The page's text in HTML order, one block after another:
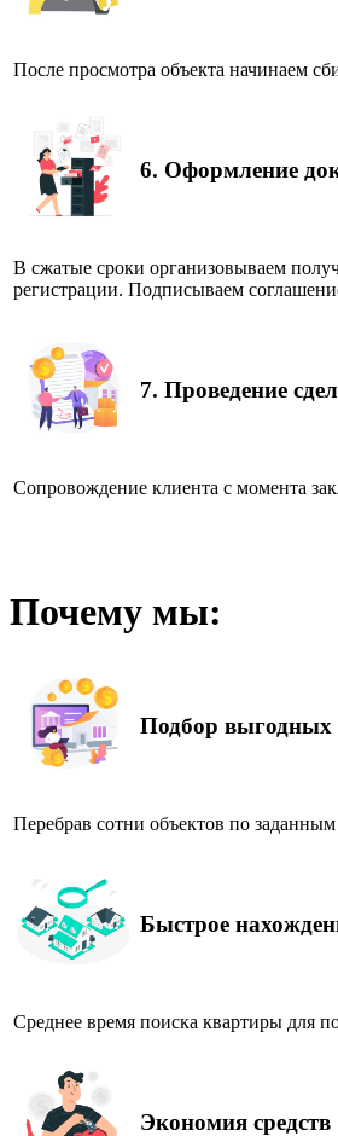
После просмотра объекта начинаем
6. Оформление
В сжатые сроки организовываем
регистрации. Подписываем
7. Проведение
Сопровождение клиента с момента
Почему мы:
Подбор выгодных
Перебрав сотни объектов по
Быстрое
Среднее время поиска квартиры для
Экономия средств